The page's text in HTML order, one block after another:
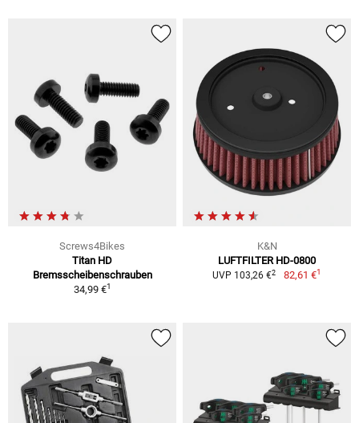
Screws4Bikes
Titan HD
Bremsscheibenschrauben
34,99 €1
K&N
LUFTFILTER HD-0800
UVP 103,26 €2 82,61 €1